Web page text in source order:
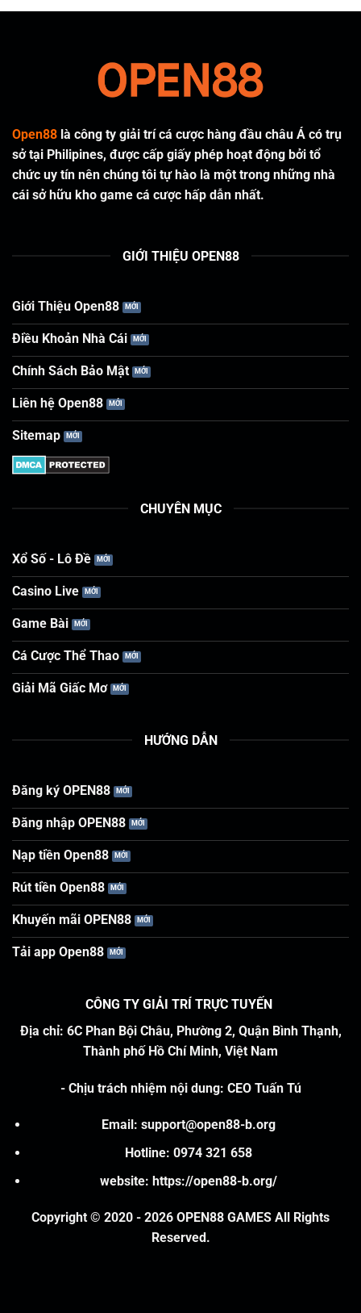
Open88 là công ty giải trí cá cược hàng đầu châu Á có trụ
sở tại Philipines, được cấp giấy phép hoạt động bởi tổ
chức uy tín nên chúng tôi tự hào là một trong những nhà
cái sở hữu kho game cá cược hấp dẫn nhất.
GIỚI THIỆU OPEN88
Giới Thiệu Open88
Điều Khoản Nhà Cái
Chính Sách Bảo Mật
Liên hệ Open88
Sitemap
CHUYÊN MỤC
Xổ Số - Lô Đề
Casino Live
Game Bài
Cá Cược Thể Thao
Giải Mã Giấc Mơ
HƯỚNG DẪN
Đăng ký OPEN88
Đăng nhập OPEN88
Nạp tiền Open88
Rút tiền Open88
Khuyến mãi OPEN88
Tải app Open88
CÔNG TY GIẢI TRÍ TRỰC TUYẾN
Địa chỉ: 6C Phan Bội Châu, Phường 2, Quận Bình Thạnh,
Thành phố Hồ Chí Minh, Việt Nam
- Chịu trách nhiệm nội dung: CEO Tuấn Tú
Email:support@open88-b.org
Hotline: 0974 321 658
website:https://open88-b.org/
Copyright © 2020 - 2026 OPEN88 GAMES All Rights
Reserved.